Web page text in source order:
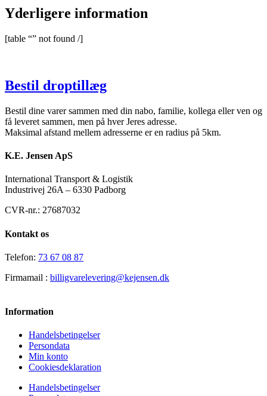
Yderligere information
[table “” not found /]
Bestil droptillæg
Bestil dine varer sammen med din nabo, familie, kollega eller ven og
få leveret sammen, men på hver Jeres adresse.
Maksimal afstand mellem adresserne er en radius på 5km.
K.E. Jensen ApS
International Transport & Logistik
Industrivej 26A – 6330 Padborg
CVR-nr.: 27687032
Kontakt os
Telefon: 73 67 08 87
Firmamail : billigvarelevering@kejensen.dk
Information
Handelsbetingelser
Persondata
Min konto
Cookiesdeklaration
Handelsbetingelser